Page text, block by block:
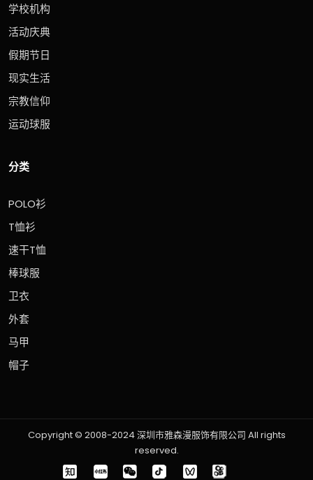
学校机构
活动庆典
假期节日
现实生活
宗教信仰
运动球服
分类
POLO衫
T恤衫
速干T恤
棒球服
卫衣
外套
马甲
帽子
Copyright © 2008-2024 深圳市雅森漫服饰有限公司 All rights
reserved.